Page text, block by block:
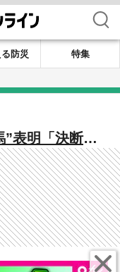
検索
防災
特集
表明「決断に
しました」 松
発言に「重く